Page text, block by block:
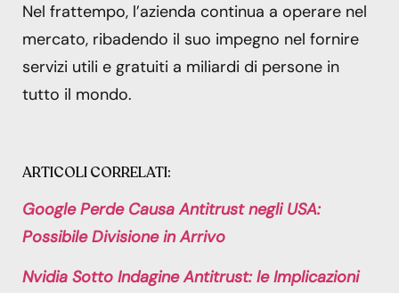
Nel frattempo, l’azienda continua a operare nel
mercato, ribadendo il suo impegno nel fornire
servizi utili e gratuiti a miliardi di persone in
tutto il mondo.
ARTICOLI CORRELATI:
Google Perde Causa Antitrust negli USA:
Possibile Divisione in Arrivo
Nvidia Sotto Indagine Antitrust: le Implicazioni